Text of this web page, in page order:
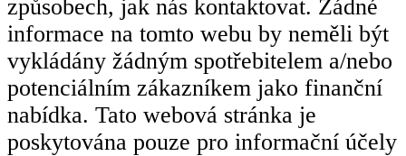
způsobech, jak nás kontaktovat. Žádné
informace na tomto webu by neměli být
vykládány žádným spotřebitelem a/nebo
potenciálním zákazníkem jako finanční
nabídka. Tato webová stránka je
poskytována pouze pro informační účely